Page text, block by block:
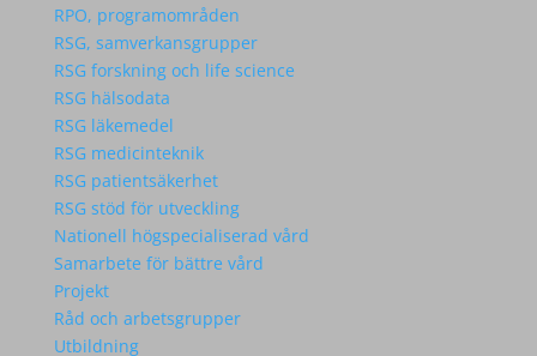
RPO, programområden
RSG, samverkansgrupper
RSG forskning och life science
RSG hälsodata
RSG läkemedel
RSG medicinteknik
RSG patientsäkerhet
RSG stöd för utveckling
Nationell högspecialiserad vård
Samarbete för bättre vård
Projekt
Råd och arbetsgrupper
Utbildning